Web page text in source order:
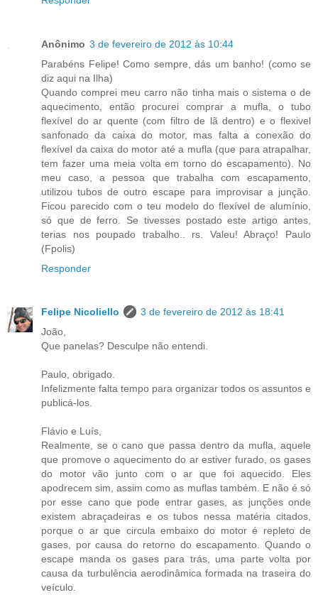
Anônimo 3 de fevereiro de 2012 às 10:44
Parabéns Felipe! Como sempre, dás um banho! (como se
diz aqui na Ilha)
Quando comprei meu carro não tinha mais o sistema o de
aquecimento, então procurei comprar a mufla, o tubo
flexível do ar quente (com filtro de lã dentro) e o flexivel
sanfonado da caixa do motor, mas falta a conexão do
flexível da caixa do motor até a mufla (que para atrapalhar,
tem fazer uma meia volta em torno do escapamento). No
meu caso, a pessoa que trabalha com escapamento,
utilizou tubos de outro escape para improvisar a junção.
Ficou parecido com o teu modelo do flexível de alumínio,
só que de ferro. Se tivesses postado este artigo antes,
terias nos poupado trabalho.. rs. Valeu! Abraço! Paulo
(Fpolis)
Responder
Felipe Nicoliello
3 de fevereiro de 2012 às 18:41
João,
Que panelas? Desculpe não entendi.
Paulo, obrigado.
Infelizmente falta tempo para organizar todos os assuntos e
publicá-los.
Flávio e Luís,
Realmente, se o cano que passa dentro da mufla, aquele
que promove o aquecimento do ar estiver furado, os gases
do motor vão junto com o ar que foi aquecido. Eles
apodrecem sim, assim como as muflas também. E não é só
por esse cano que pode entrar gases, as junções onde
existem abraçadeiras e os tubos nessa matéria citados,
porque o ar que circula embaixo do motor é repleto de
gases, por causa do retorno do escapamento. Quando o
escape manda os gases para trás, uma parte volta por
causa da turbulência aerodinâmica formada na traseira do
veículo.